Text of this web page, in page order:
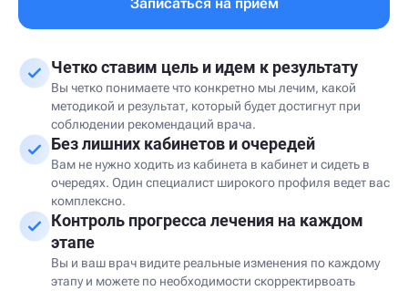
Четко ставим цель и идем к результату
Вы четко понимаете что конкретно мы лечим, какой
методикой и результат, который будет достигнут при
соблюдении рекомендаций врача.
Без лишних кабинетов и очередей
Вам не нужно ходить из кабинета в кабинет и сидеть в
очередях. Один специалист широкого профиля ведет вас
комплексно.
Контроль прогресса лечения на каждом
этапе
Вы и ваш врач видите реальные изменения по каждому
этапу и можете по необходимости скорректирвоать